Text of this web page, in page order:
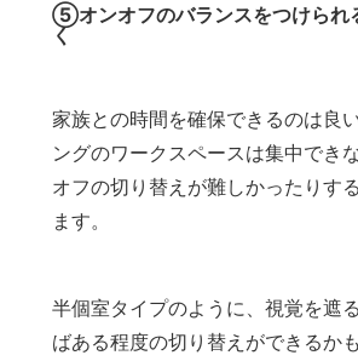
⑤オンオフのバランスをつけられ
く
家族との時間を確保できるのは良
ングのワークスペースは集中でき
オフの切り替えが難しかったりす
ます。
半個室タイプのように、視覚を遮
ばある程度の切り替えができるか